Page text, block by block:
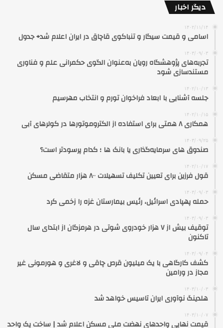
دیگر اخبار
۱۴۰۲/۱۱/۱۴
اسامی و قیمت سیگار و تنباکوی قاچاق در ایران اعلام شد+ جدول
۱۴۰۳/۰۹/۰۳
تجربه‌های پژوهشگاه رویان به‌عنوان الگوی حکمرانی علم و فناوری
مستندسازی شود
۱۴۰۲/۱۰/۱۳
جلسه آشنایی با ابعاد فراخوان تورم و انتخاب مهرسیم
۱۴۰۲/۱۰/۱۵
همکاری ۸ همتی برای استفاده از الکتروموتورها در کولرهای آبی
۱۴۰۳/۰۹/۲۵
صندوق‌ های سرمایه‌گذاری یا بانک‌ ها ؛ کدام پرسودتر است؟
۱۴۰۲/۱۰/۱۷
قول فرزین برای تعیین تکلیف تسهیلات ۸۰۰ هزار متقاضی مسکن
۱۴۰۳/۰۹/۰۳
حمله پهپادی اسرائیل، رئیس بیمارستان غزه را زخمی کرد
۱۴۰۳/۰۹/۰۳
توقیف بیش از ۷ هزار خودروی شوتی در هرمزگان از ابتدای سال
تاکنون
۱۴۰۳/۰۹/۰۴
کشف کارگاهی با یک میلیون قرص چاقی و لاغری و هورمونی غیر
مجاز در ورامین
۱۴۰۳/۱۰/۰۳
هلدینگ نوآوری ایران تاسیس خواهد شد
۱۴۰۳/۱۰/۰۷
قیمت نهایی واحدهای نهضت ملی مسکن اعلام شد | ساخت یک واحد